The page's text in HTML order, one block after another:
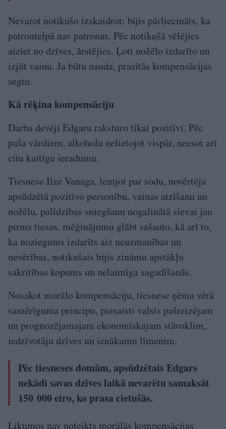
Nevarot notikušo izskaidrot: bijis pārliecināts, ka
patrontelpā nav patronas. Pēc notikušā vēlējies
aiziet no dzīves, ārstējies. Ļoti nožēlo izdarīto un
izjūt vainu. Ja būtu nauda, prasītās kompensācijas
segtu.
Kā rēķina kompensāciju
Darba devēji Edgaru raksturo tikai pozitīvi. Pēc
paša vārdiem, alkoholu nelietojot vispār, neesot arī
citu kaitīgu ieradumu.
Tiesnese Ilze Vanaga, lemjot par sodu, novērtēja
apsūdzētā pozitīvo personību, vainas atzīšanu un
nožēlu, palīdzības sniegšanu nogalinātā sievai jau
pirms tiesas, mēģinājumu glābt sašauto, kā arī to,
ka noziegums izdarīts aiz neuzmanības un
nevērības, notikušais bijis zināmu apstākļu
sakritības kopums un nelaimīga sagadīšanās.
Nosakot morālo kompensāciju, tiesnese ņēma vērā
samērīguma principu, piesaisti valsts pašreizējam
un prognozējamajam ekonomiskajam stāvoklim,
iedzīvotāju dzīves un ienākumu līmenim.
Pēc tiesneses domām, apsūdzētais Edgars
nekādi savas dzīves laikā nevarētu samaksāt
150 000 eiro, ko prasa cietušās.
Likumos nav noteikts morālās kompensācijas